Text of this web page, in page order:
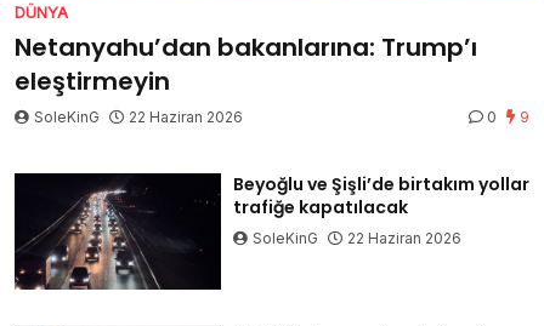
DÜNYA
Netanyahu’dan bakanlarına: Trump’ı
eleştirmeyin
SoleKinG 22 Haziran 2026 0 9
Beyoğlu ve Şişli’de birtakım yollar
trafiğe kapatılacak
SoleKinG 22 Haziran 2026